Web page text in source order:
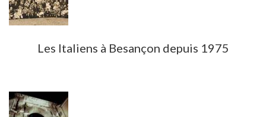
Les Italiens à Besançon depuis 1975